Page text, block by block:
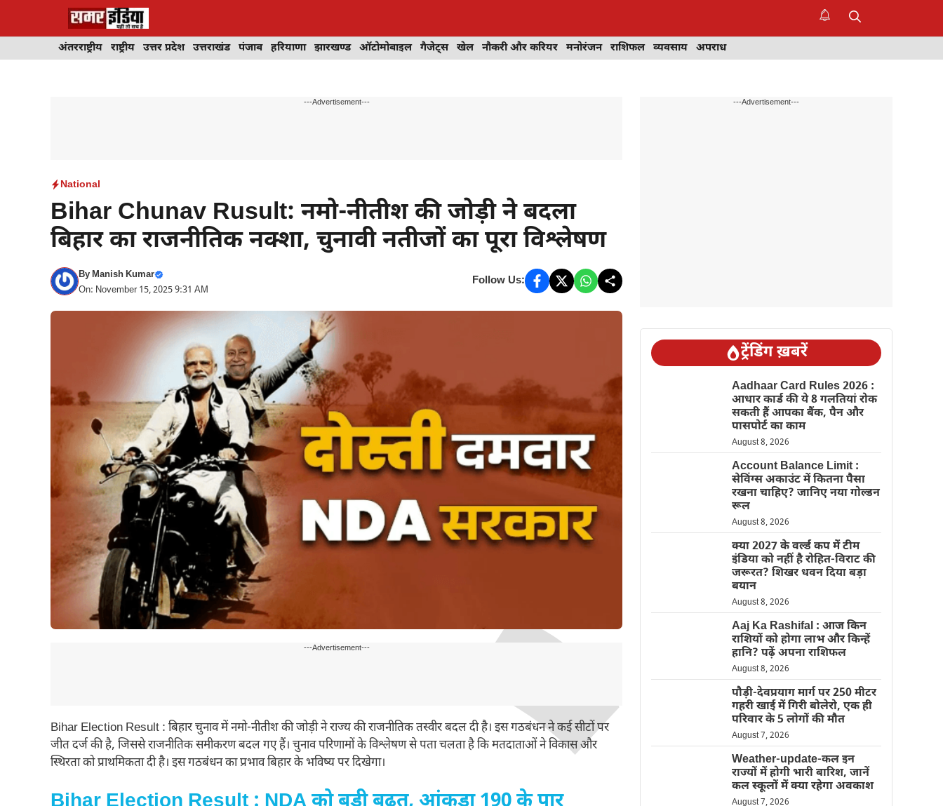
अंतरराष्ट्रीय राष्ट्रीय उत्तर प्रदेश उत्तराखंड पंजाब हरियाणा झारखण्ड ऑटोमोबाइल गैजेट्स खेल नौकरी और करियर मनोरंजन राशिफल व्यवसाय अपराध
---Advertisement---
National
Bihar Chunav Rusult: नमो-नीतीश की जोड़ी ने बदला
बिहार का राजनीतिक नक्शा, चुनावी नतीजों का पूरा विश्लेषण
ByManish Kumar
On: November 15, 2025 9:31 AM
Follow Us:
---Advertisement---
Bihar Election Result : बिहार चुनाव में नमो-नीतीश की जोड़ी ने राज्य की राजनीतिक तस्वीर बदल दी है। इस गठबंधन ने कई सीटों पर
जीत दर्ज की है, जिससे राजनीतिक समीकरण बदल गए हैं। चुनाव परिणामों के विश्लेषण से पता चलता है कि मतदाताओं ने विकास और
स्थिरता को प्राथमिकता दी है। इस गठबंधन का प्रभाव बिहार के भविष्य पर दिखेगा।
---Advertisement---
ट्रेंडिंग ख़बरें
Aadhaar Card Rules 2026 :
आधार कार्ड की ये 8 गलतियां रोक
सकती हैं आपका बैंक, पैन और
पासपोर्ट का काम
August 8, 2026
Account Balance Limit :
सेविंग्स अकाउंट में कितना पैसा
रखना चाहिए? जानिए नया गोल्डन
रूल
August 8, 2026
क्या 2027 के वर्ल्ड कप में टीम
इंडिया को नहीं है रोहित-विराट की
जरूरत? शिखर धवन दिया बड़ा
बयान
August 8, 2026
Aaj Ka Rashifal : आज किन
राशियों को होगा लाभ और किन्हें
हानि? पढ़ें अपना राशिफल
August 8, 2026
पौड़ी-देवप्रयाग मार्ग पर 250 मीटर
गहरी खाई में गिरी बोलेरो, एक ही
परिवार के 5 लोगों की मौत
August 7, 2026
Weather-update-कल इन
राज्यों में होगी भारी बारिश, जानें
कल स्कूलों में क्या रहेगा अवकाश
August 7, 2026